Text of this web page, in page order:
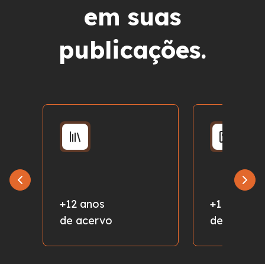
em suas
publicações.
+12 anos
de acervo
+1 milhão
de fotos